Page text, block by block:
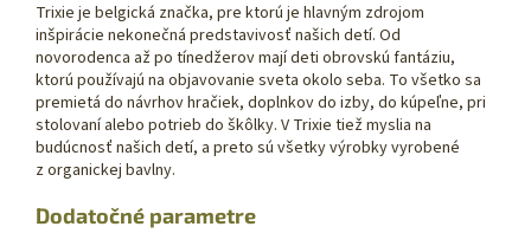
Trixie je belgická značka, pre ktorú je hlavným zdrojom
inšpirácie nekonečná predstavivosť našich detí. Od
novorodenca až po tínedžerov mají deti obrovskú fantáziu,
ktorú používajú na objavovanie sveta okolo seba. To všetko sa
premietá do návrhov hračiek, doplnkov do izby, do kúpeľne, pri
stolovaní alebo potrieb do škôlky. V Trixie tiež myslia na
budúcnosť našich detí, a preto sú všetky výrobky vyrobené
z organickej bavlny.
Dodatočné parametre